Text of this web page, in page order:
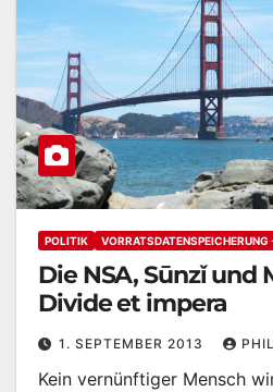
POLITIK
Die NSA, Sūnzǐ und
Divide et impera
1. SEPTEMBER 2013
Kein vernünftiger Mensch